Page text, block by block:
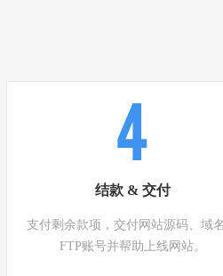
4
结款 & 交付
支付剩余款项，交付网站源码、域名
FTP账号并帮助上线网站。